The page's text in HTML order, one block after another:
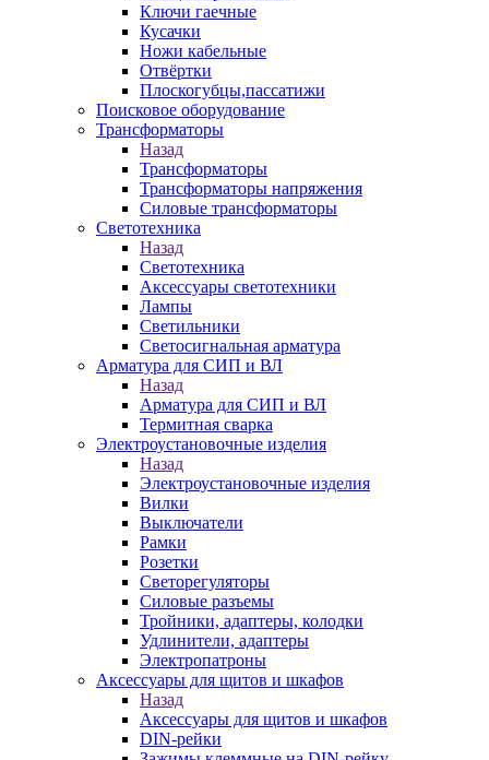
Ключи гаечные
Кусачки
Ножи кабельные
Отвёртки
Плоскогубцы,пассатижи
Поисковое оборудование
Трансформаторы
Назад
Трансформаторы
Трансформаторы напряжения
Силовые трансформаторы
Светотехника
Назад
Светотехника
Аксессуары светотехники
Лампы
Светильники
Светосигнальная арматура
Арматура для СИП и ВЛ
Назад
Арматура для СИП и ВЛ
Термитная сварка
Электроустановочные изделия
Назад
Электроустановочные изделия
Вилки
Выключатели
Рамки
Розетки
Светорегуляторы
Силовые разъемы
Тройники, адаптеры, колодки
Удлинители, адаптеры
Электропатроны
Аксессуары для щитов и шкафов
Назад
Аксессуары для щитов и шкафов
DIN-рейки